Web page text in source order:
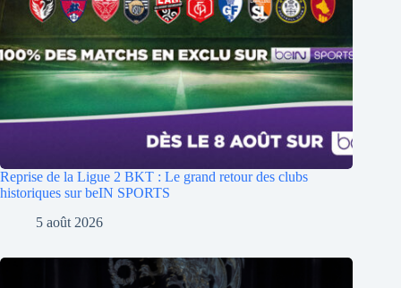
Reprise de la Ligue 2 BKT : Le grand retour des clubs
historiques sur beIN SPORTS
5 août 2026